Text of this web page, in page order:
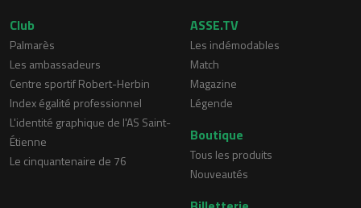
Club
Palmarès
Les ambassadeurs
Centre sportif Robert-Herbin
Index égalité professionnel
L'identité graphique de l'AS Saint-
Étienne
Le cinquantenaire de 76
ASSE.TV
Les indémodables
Match
Magazine
Légende
Boutique
Tous les produits
Nouveautés